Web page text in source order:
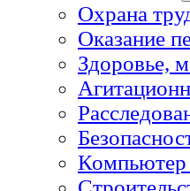
Охрана
Оказание
Здоровье,
Компьютер